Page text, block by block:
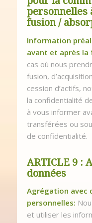
personnelles
fusion /
Information
avant et après
cas où nous
fusion,
cession d’actifs,
la confidentialité
à vous informer
transférées ou
de confidentialité.
ARTICLE 9 :
données
Agrégation avec
personnelles:
et utiliser les